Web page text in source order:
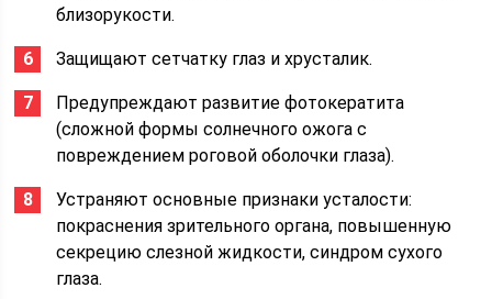
близорукости.
Защищают сетчатку глаз и хрусталик.
Предупреждают развитие фотокератита
(сложной формы солнечного ожога с
повреждением роговой оболочки глаза).
Устраняют основные признаки усталости:
покраснения зрительного органа, повышенную
секрецию слезной жидкости, синдром сухого
глаза.